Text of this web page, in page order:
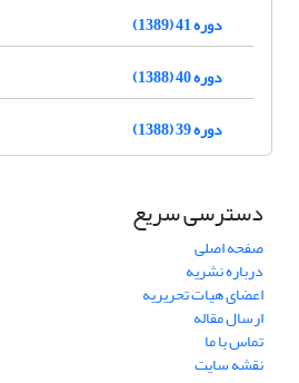
دوره 41 (1389)
دوره 40 (1388)
دوره 39 (1388)
دسترسی سریع
صفحه اصلی
درباره نشریه
اعضای هیات تحریریه
ارسال مقاله
تماس با ما
نقشه سایت